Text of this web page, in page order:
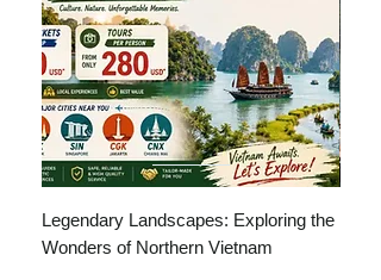
Legendary Landscapes: Exploring the
Wonders of Northern Vietnam